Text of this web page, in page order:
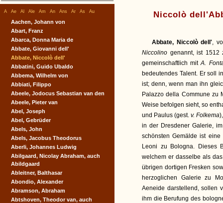
Niccolò
Abbate, Niccolò dell',
Niccolino genannt, ist 1512
gemeinschaftlich mitA.
bedeutendes Talent. Er soll
ist; denn, wenn man ihn
Palazzo della Commune zu
Weise befolgen sieht, so
und Paulus (gest. v. Folkema
in der Dresdener Galerie,
schönsten Gemälde ist
Leoni zu Bologna. Dieses
welchem er dasselbe als
übrigen dortigen Fresken
herzoglichen Galerie zu
Aeneide darstellend, sollen
ihm die Berufung des
A Ae Al Ale Am An Ans Ar As Au
Aachen, Johann von
Abart, Franz
Abarca, Donna Maria de
Abbate, Giovanni dell'
Abbate, Niccolò dell'
Abbatini, Guido Ubaldo
Abbema, Wilhelm von
Abbiati, Filippo
Abeele, Jodocus Sebastian van den
Abeele, Pieter van
Abel, Joseph
Abel, Gebrüder
Abels, John
Abels, Jacobus Theodorus
Aberli, Johannes Ludwig
Abilgaard, Nicolay Abraham, auch
Abildgaard
Ableitner, Balthasar
Abondio, Alexander
Abramson, Abraham
Abtshoven, Theodor van, auch